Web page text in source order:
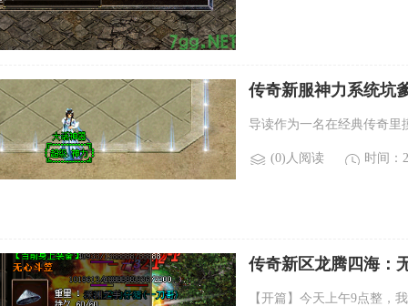
传奇新服神力系统坑
导读作为一名在经典传奇里
(0)人阅读 时间：
传奇新区龙腾四海：
【开篇】今天上午9点整，